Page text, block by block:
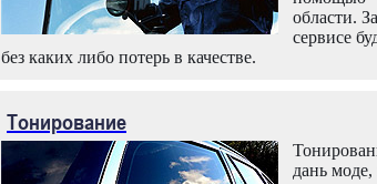
области.
сервисе
без каких либо потерь в качестве.
Тонирование
дань